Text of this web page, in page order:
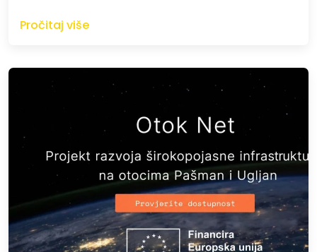
Pročitaj više